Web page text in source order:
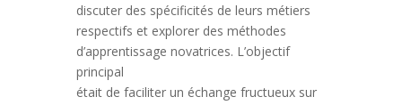
discuter des spécificités de leurs métiers
respectifs et explorer des méthodes
d’apprentissage novatrices. L’objectif
principal
était de faciliter un échange fructueux sur